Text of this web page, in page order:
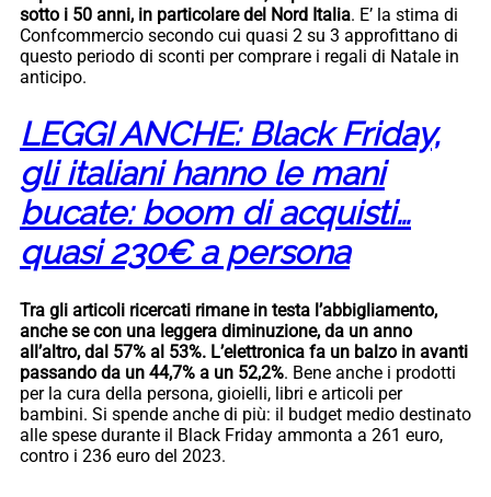
sotto i 50 anni, in particolare del Nord Italia. E’ la stima di
Confcommercio secondo cui quasi 2 su 3 approfittano di
questo periodo di sconti per comprare i regali di Natale in
anticipo.
LEGGI ANCHE: Black Friday,
gli italiani hanno le mani
bucate: boom di acquisti…
quasi 230€ a persona
Tra gli articoli ricercati rimane in testa l’abbigliamento,
anche se con una leggera diminuzione, da un anno
all’altro, dal 57% al 53%. L’elettronica fa un balzo in avanti
passando da un 44,7% a un 52,2%. Bene anche i prodotti
per la cura della persona, gioielli, libri e articoli per
bambini. Si spende anche di più: il budget medio destinato
alle spese durante il Black Friday ammonta a 261 euro,
contro i 236 euro del 2023.